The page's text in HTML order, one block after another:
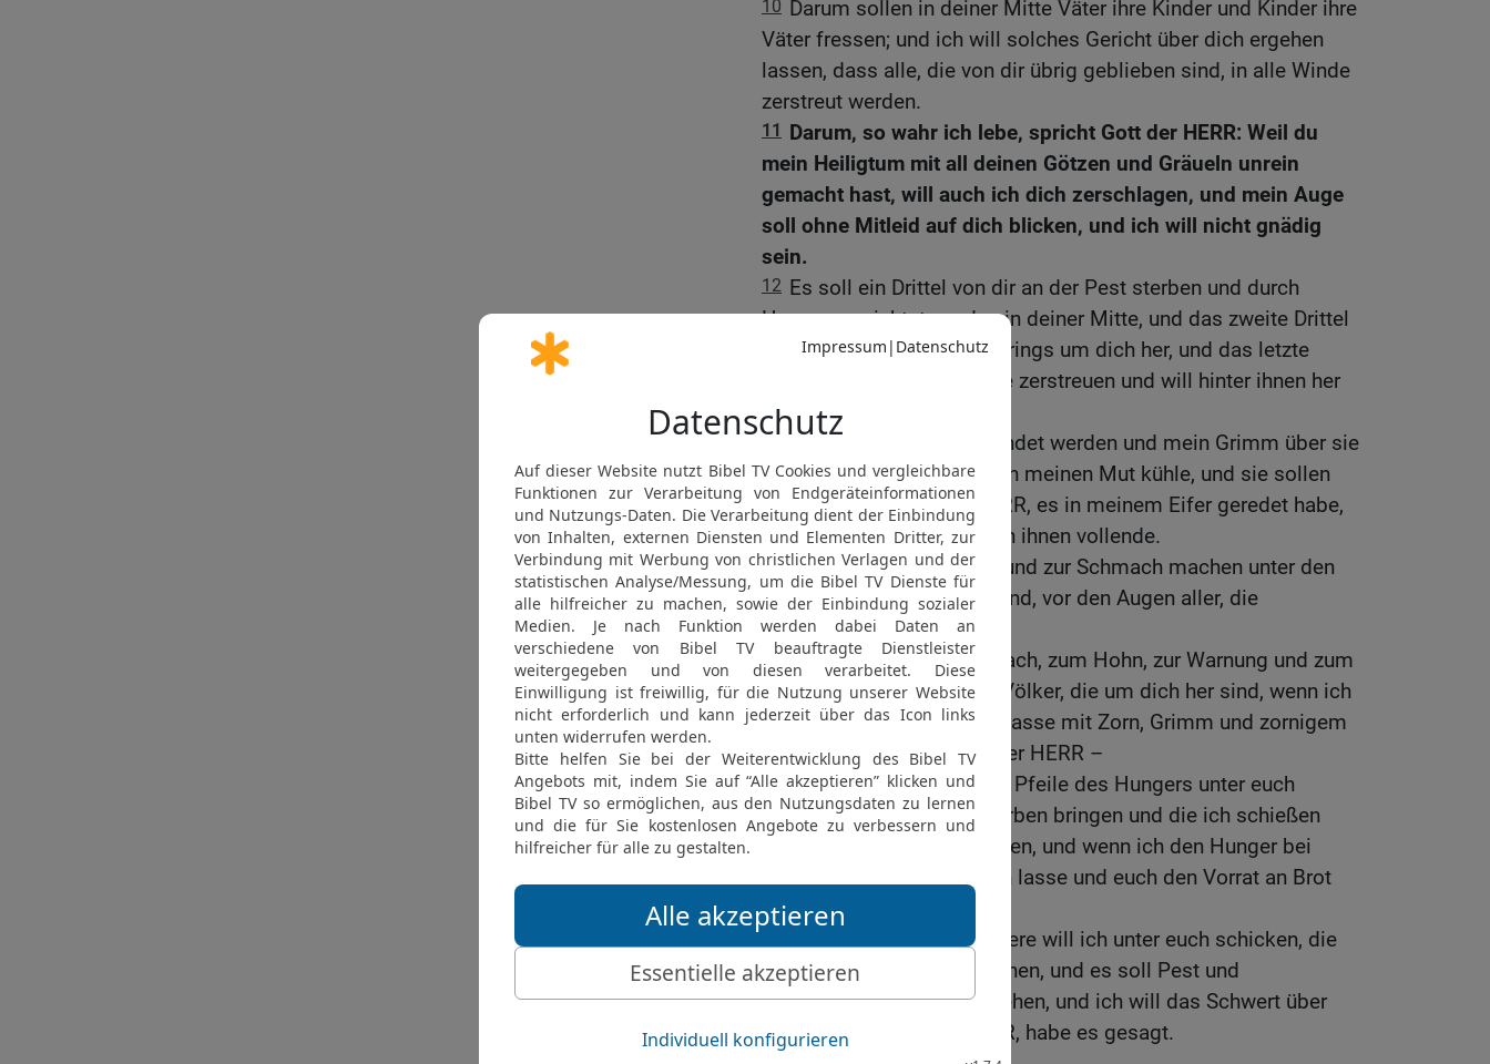
10 Darum sollen in deiner Mitte Väter ihre Kinder und Kinder ihre
Väter fressen; und ich will solches Gericht über dich ergehen
lassen, dass alle, die von dir übrig geblieben sind, in alle Winde
zerstreut werden.
11
Darum, so wahr ich lebe, spricht Gott der HERR: Weil du
mein Heiligtum mit all deinen Götzen und Gräueln unrein
gemacht hast, will auch ich dich zerschlagen, und mein Auge
soll ohne Mitleid auf dich blicken, und ich will nicht gnädig
sein.
12 Es soll ein Drittel von dir an der Pest sterben und durch
Hunger vernichtet werden in deiner Mitte, und das zweite Drittel
soll durchs Schwert fallen rings um dich her, und das letzte
Drittel will ich in alle Winde zerstreuen und will hinter ihnen her
das Schwert ziehen.
13 So soll mein Zorn vollendet werden und mein Grimm über sie
zum Ziel kommen, dass ich meinen Mut kühle, und sie sollen
erfahren, dass ich, der HERR, es in meinem Eifer geredet habe,
wenn ich meinen Grimm an ihnen vollende.
14 Ich will dich zur Wüste und zur Schmach machen unter den
Völkern, die um dich her sind, vor den Augen aller, die
vorübergehen.
15 Und du sollst zur Schmach, zum Hohn, zur Warnung und zum
Entsetzen werden für alle Völker, die um dich her sind, wenn ich
über dich Gericht ergehen lasse mit Zorn, Grimm und zornigem
Schelten – das sage ich, der HERR –
16 und wenn ich die bösen Pfeile des Hungers unter euch
schießen werde, die Verderben bringen und die ich schießen
werde, um euch zu verderben, und wenn ich den Hunger bei
euch immer größer werden lasse und euch den Vorrat an Brot
wegnehme.
Ja, Hunger und wilde Tiere will ich unter euch schicken, die
sollen euch kinderlos machen, und es soll Pest und
Blutvergießen bei dir umgehen, und ich will das Schwert über
dich bringen. Ich, der HERR, habe es gesagt.